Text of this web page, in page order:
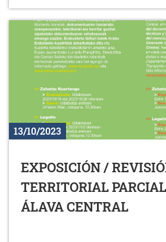
13/10/2023
EXPOSICIÓN /
TERRITORIAL
ÁLAVA CENTRAL